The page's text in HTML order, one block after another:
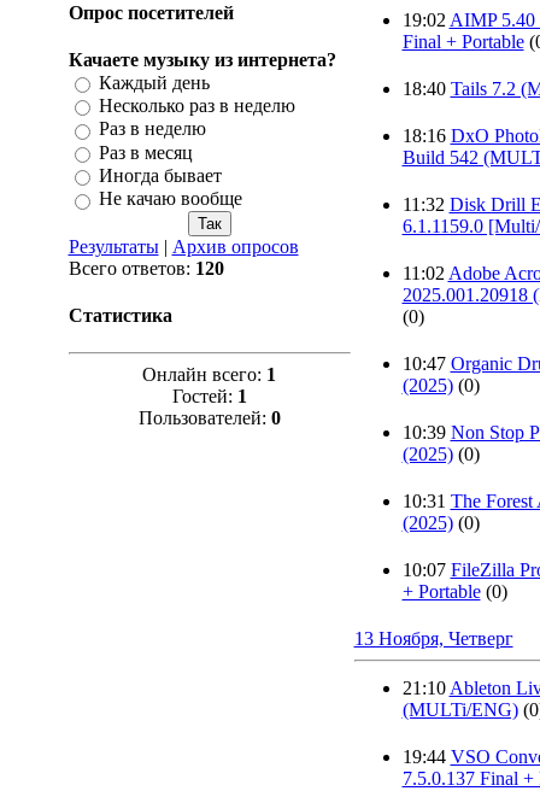
Опрос посетителей
Качаете музыку из интернета?
Каждый день
Несколько раз в неделю
Раз в неделю
Раз в месяц
Иногда бывает
Не качаю вообще
Результаты| Архив опросов
Всего ответов: 120
Статистика
Онлайн всего: 1
Гостей: 1
Пользователей: 0
19:02 AIMP 5.40
Final + Portable
18:40 Tails 7.2
18:16 DxO
Build 542
11:32 Disk Drill
6.1.1159.0
11:02 Adobe
2025.001.20918
(0)
10:47 Organic
(2025) (0)
10:39 Non Stop
(2025) (0)
10:31 The Forest
(2025) (0)
10:07 FileZilla
+ Portable (0)
13 Ноября, Четверг
21:10 Ableton
(MULTi/ENG)
19:44 VSO
7.5.0.137 Final +